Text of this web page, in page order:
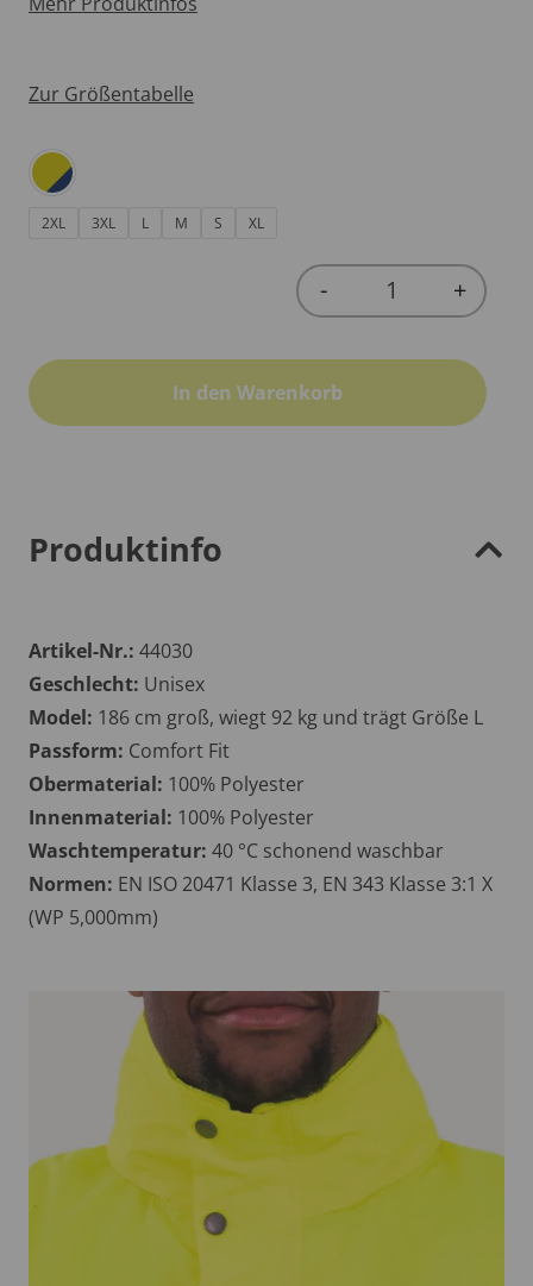
Zur Größentabelle
2XL 3XL L M S XL
Quantity
- +
In den Warenkorb
Produktinfo
Artikel-Nr.: 44030
Geschlecht: Unisex
Model: 186 cm groß, wiegt 92 kg und trägt Größe L
Passform: Comfort Fit
Obermaterial: 100% Polyester
Innenmaterial: 100% Polyester
Waschtemperatur: 40 °C schonend waschbar
Normen: EN ISO 20471 Klasse 3, EN 343 Klasse 3:1 X
(WP 5,000mm)